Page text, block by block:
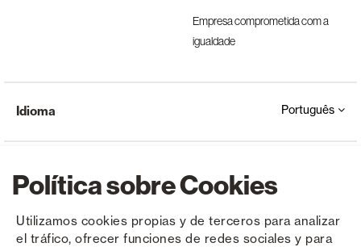
Política sobre Cookies
Utilizamos cookies propias y de terceros para analizar
el tráfico, ofrecer funciones de redes sociales y para
Empresa comprometida com a
igualdade
Copyright © Saxun 2023 - 2026 Política de privacidade Aviso Legal Cookies
Idioma Português